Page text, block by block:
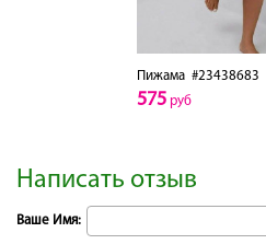
Пижама#23438683
575руб
Написать отзыв
Ваше Имя: